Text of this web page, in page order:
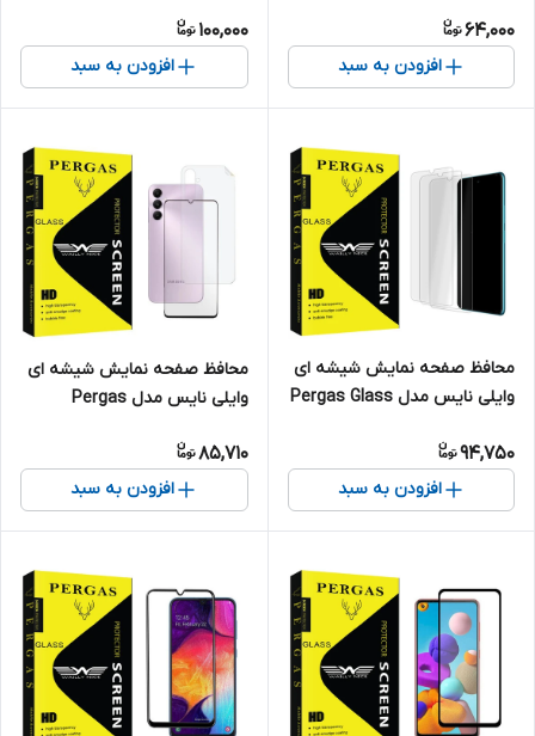
LITE
64,000
افزودن به سبد
100,000
افزودن به سبد
محافظ صفحه نمایش شیشه ای
وایلی نایس مدل Pergas Glass
94,750
افزودن به سبد
محافظ صفحه نمایش شیشه ای
وایلی نایس مدل Pergas
همراه محافظ پشت گوشی
85,710
افزودن به سبد